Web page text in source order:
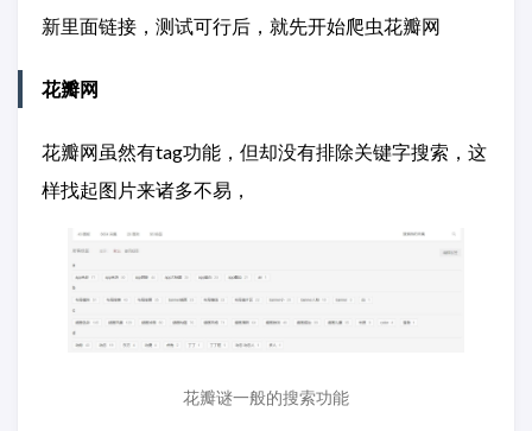
新里面链接，测试可行后，就先开始爬虫花瓣网
花瓣网
花瓣网虽然有tag功能，但却没有排除关键字搜索，这
样找起图片来诸多不易，
花瓣谜一般的搜索功能